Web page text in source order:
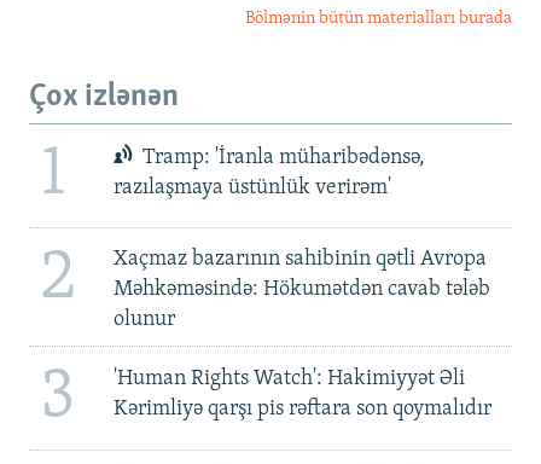
Bölmənin bütün materialları burada
Çox izlənən
1
Tramp: 'İranla müharibədənsə,
razılaşmaya üstünlük verirəm'
2
Xaçmaz bazarının sahibinin qətli Avropa
Məhkəməsində: Hökumətdən cavab tələb
olunur
3
'Human Rights Watch': Hakimiyyət Əli
Kərimliyə qarşı pis rəftara son qoymalıdır